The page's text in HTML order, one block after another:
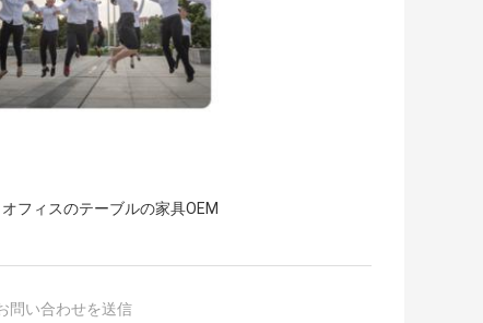
オフィスのテーブルの家具OEM
問い合わせを送信